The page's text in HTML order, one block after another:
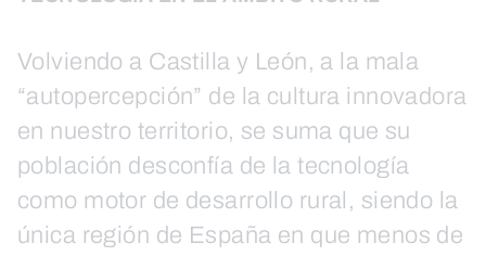
Volviendo a Castilla y León, a la mala
“autopercepción” de la cultura innovadora
en nuestro territorio, se suma que su
población desconfía de la tecnología
como motor de desarrollo rural, siendo la
única región de España en que menos de